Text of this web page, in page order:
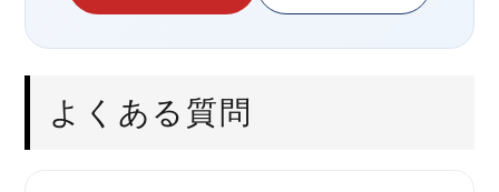
よくある質問